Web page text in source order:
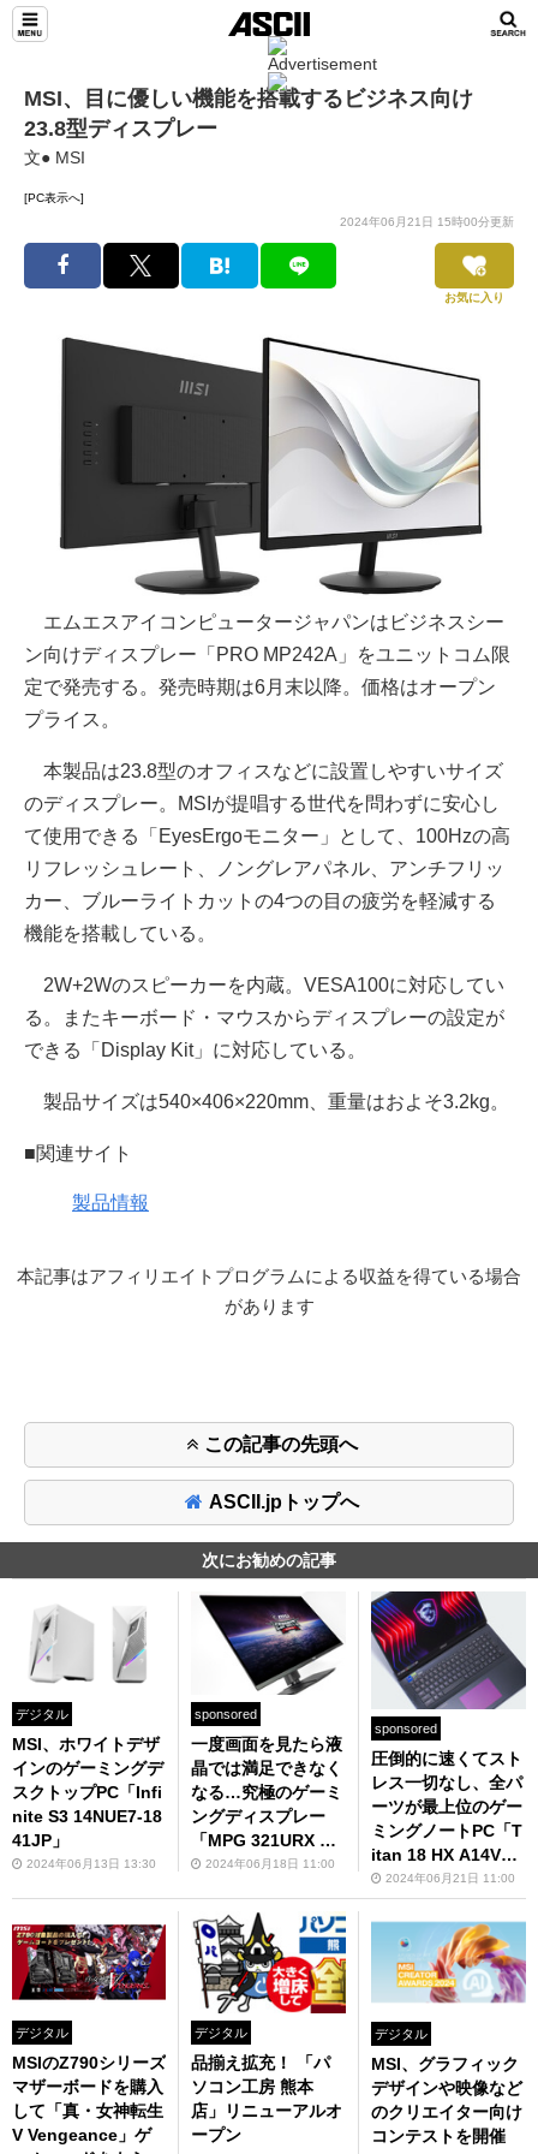
MSI、目に優しい機能を搭載するビジネス向け
23.8型ディスプレー
文● MSI
[PC表示へ]
2024年06月21日 15時00分更新
お気に入り
エムエスアイコンピュータージャパンはビジネスシー
ン向けディスプレー「PRO MP242A」をユニットコム限
定で発売する。発売時期は6月末以降。価格はオープン
プライス。
本製品は23.8型のオフィスなどに設置しやすいサイズ
のディスプレー。MSIが提唱する世代を問わずに安心し
て使用できる「EyesErgoモニター」として、100Hzの高
リフレッシュレート、ノングレアパネル、アンチフリッ
カー、ブルーライトカットの4つの目の疲労を軽減する
機能を搭載している。
2W+2Wのスピーカーを内蔵。VESA100に対応してい
る。またキーボード・マウスからディスプレーの設定が
できる「Display Kit」に対応している。
製品サイズは540×406×220mm、重量はおよそ3.2kg。
■関連サイト
製品情報
本記事はアフィリエイトプログラムによる収益を得ている場合
があります
この記事の先頭へ
ASCII.jpトップへ
次にお勧めの記事
デジタル
MSI、ホワイトデザ
インのゲーミングデ
スクトップPC「Infi
nite S3 14NUE7-18
41JP」
2024年06月13日 13:30
sponsored
一度画面を見たら液
晶では満足できなく
なる…究極のゲーミ
ングディスプレー
「MPG 321URX QD
-OLED」のヤバさを
2024年06月18日 11:00
sponsored
圧倒的に速くてスト
レス一切なし、全パ
ーツが最上位のゲー
ミングノートPC「T
itan 18 HX A14V」
シリーズ徹底レビュ
ー
2024年06月21日 11:00
デジタル
MSIのZ790シリーズ
マザーボードを購入
して「真・女神転生
V Vengeance」ゲ
デジタル
品揃え拡充！ 「パ
ソコン工房 熊本
店」リニューアルオ
ープン
デジタル
MSI、グラフィック
デザインや映像など
のクリエイター向け
コンテストを開催